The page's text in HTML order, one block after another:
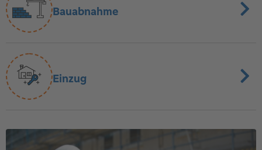
Bauabnahme
Einzug